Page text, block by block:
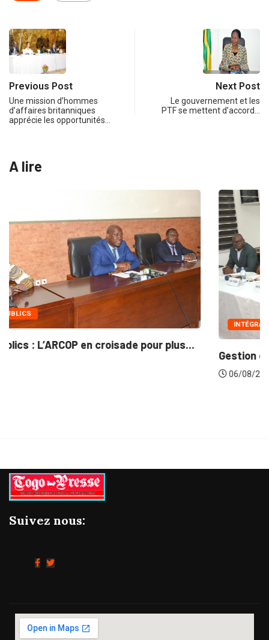
Previous Post
Une mission d’hommes
d’affaires britanniques
apprécie les opportunités…
Next Post
Le gouvernement et les
PTF se mettent d’accord…
A lire
Gestion concertée et durable du Bassin du...
Suivez nous: